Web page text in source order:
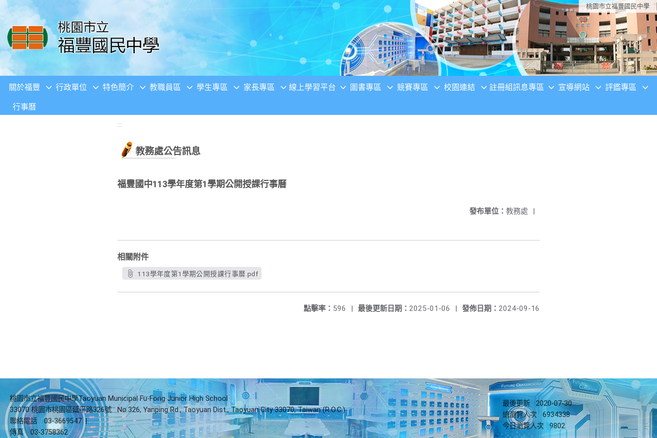
移至網頁之主要內容區位置 桃園市立福豐國民中學
關於福豐 行政單位 特色簡介 教職員區 學生專區 家長專區 線上學習平台 圖書專區 競賽專區 校園連結 註冊組訊息專區 宣導網站 評鑑專區
行事曆
:::
教務處公告訊息
福豐國中113學年度第1學期公開授課行事曆
發布單位： 教務處 |
相關附件
113學年度第1學期公開授課行事曆.pdf
發佈日期： 2024-09-16
最後更新日期： 2025-01-06 |
點擊率： 596 |
桃園市立福豐國民中學Taoyuan Municipal Fu-Fong Junior High School
33070 桃園市桃園區延平路326號
No.326, Yanping Rd., Taoyuan Dist., Taoyuan City 33070, Taiwan (R.O.C.)
聯絡電話
03-3669547 |
傳真
03-3758362
最後更新
2020-07-30
總瀏覽人次
6934338
今日瀏覽人次
9802